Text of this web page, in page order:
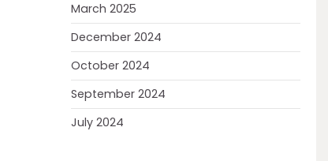
March 2025
December 2024
October 2024
September 2024
July 2024